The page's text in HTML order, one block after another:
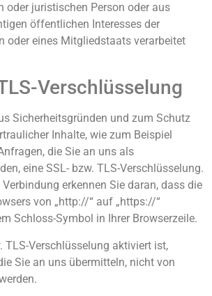
oder juristischen Person oder aus
öffentlichen Interesses der
oder eines Mitgliedstaats verarbeitet
Verschlüsselung
Sicherheitsgründen und zum Schutz
Inhalte, wie zum Beispiel
die Sie an uns als
eine SSL- bzw. TLS-Verschlüsselung.
erkennen Sie daran, dass die
von „http://“ auf „https://“
Schloss-Symbol in Ihrer Browserzeile.
TLS-Verschlüsselung aktiviert ist,
Sie an uns übermitteln, nicht von